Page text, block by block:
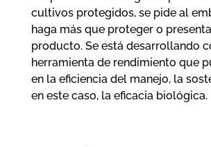
cultivos protegidos, se pide al
haga más que proteger o
producto. Se está desarrollando
herramienta de rendimiento que
en la eficiencia del manejo, la
en este caso, la eficacia biológica.